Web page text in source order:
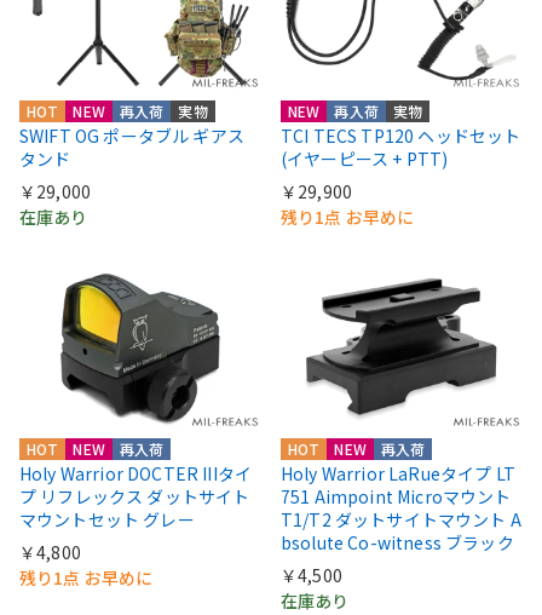
HOT NEW 再入荷 実物
SWIFT OG ポータブル ギアス
タンド
￥29,000
在庫あり
NEW 再入荷 実物
TCI TECS TP120 ヘッドセット
(イヤーピース + PTT)
￥29,900
残り1点 お早めに
HOT NEW 再入荷
Holy Warrior DOCTER IIIタイ
プ リフレックス ダットサイト
マウントセット グレー
￥4,800
残り1点 お早めに
HOT NEW 再入荷
Holy Warrior LaRueタイプ LT
751 Aimpoint Microマウント
T1/T2 ダットサイトマウント A
bsolute Co-witness ブラック
￥4,500
在庫あり